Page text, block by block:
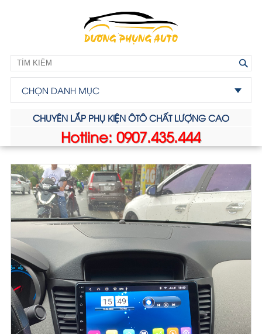
CHỌN DANH MỤC
CHUYÊN LẮP PHỤ KIỆN ÔTÔ CHẤT LƯỢNG CAO
Hotline: 0907.435.444